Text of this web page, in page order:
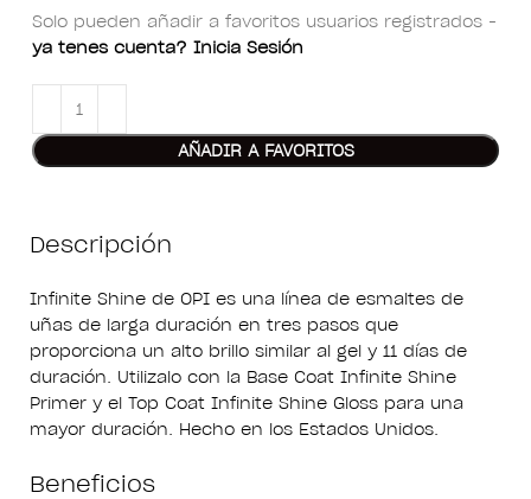
Solo pueden añadir a favoritos usuarios registrados -
ya tenes cuenta? Inicia Sesión
AÑADIR A FAVORITOS
Descripción
Infinite Shine de OPI es una línea de esmaltes de
uñas de larga duración en tres pasos que
proporciona un alto brillo similar al gel y 11 días de
duración. Utilizalo con la Base Coat Infinite Shine
Primer y el Top Coat Infinite Shine Gloss para una
mayor duración. Hecho en los Estados Unidos.
Beneficios